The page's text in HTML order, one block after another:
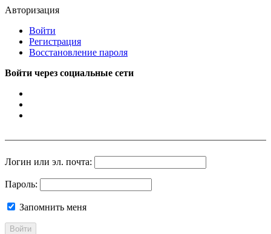
Авторизация
Войти
Регистрация
Восстановление пароля
Войти через социальные сети
Логин или эл. почта:
Пароль:
Запомнить меня
Войти